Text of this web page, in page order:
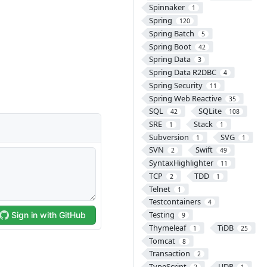
Spinnaker 1
Spring 120
Spring Batch 5
Spring Boot 42
Spring Data 3
Spring Data R2DBC 4
Spring Security 11
Spring Web Reactive 35
SQL 42 SQLite 108
SRE 1 Stack 1
Subversion 1 SVG 1
SVN 2 Swift 49
SyntaxHighlighter 11
TCP 2 TDD 1
Telnet 1
Testcontainers 4
Testing 9
Thymeleaf 1 TiDB 25
Tomcat 8
Transaction 2